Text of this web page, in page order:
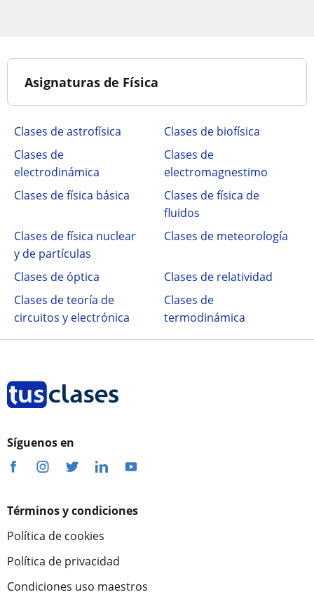
Asignaturas de Física
Clases de astrofísica
Clases de biofísica
Clases de
electrodinámica
Clases de
electromagnestimo
Clases de física básica
Clases de física de
fluidos
Clases de física nuclear
y de partículas
Clases de meteorología
Clases de óptica
Clases de relatividad
Clases de teoría de
circuitos y electrónica
Clases de
termodinámica
Síguenos en
Términos y condiciones
Política de cookies
Política de privacidad
Condiciones uso maestros